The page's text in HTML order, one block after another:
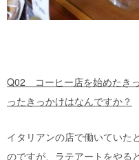
Q02 コーヒー店を始めたき
ったきっかけはなんですか？
イタリアンの店で働いていた
のですが、ラテアートをやる